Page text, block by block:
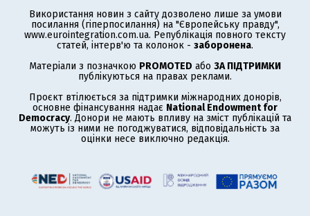
Використання новин з сайту дозволено лише за умови
посилання (гіперпосилання) на "Європейську правду",
www.eurointegration.com.ua. Републікація повного тексту
статей, інтерв'ю та колонок - заборонена.
Матеріали з позначкою PROMOTED або ЗА ПІДТРИМКИ
публікуються на правах реклами.
Проєкт втілюється за підтримки міжнародних донорів,
основне фінансування надає National Endowment for
Democracy. Донори не мають впливу на зміст публікацій та
можуть із ними не погоджуватися, відповідальність за
оцінки несе виключно редакція.